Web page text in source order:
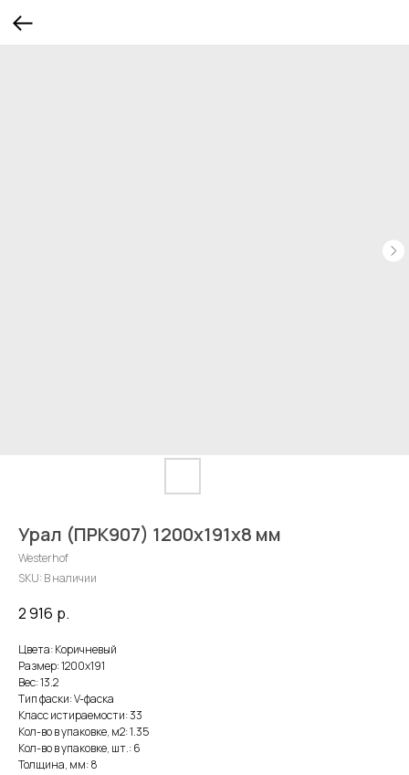
Урал (ПРК907) 1200x191x8 мм
Westerhof
SKU: В наличии
2 916 р.
Цвета: Коричневый
Размер: 1200x191
Вес: 13.2
Тип фаски: V-фаска
Класс истираемости: 33
Кол-во в упаковке, м2: 1.35
Кол-во в упаковке, шт.: 6
Толщина, мм: 8